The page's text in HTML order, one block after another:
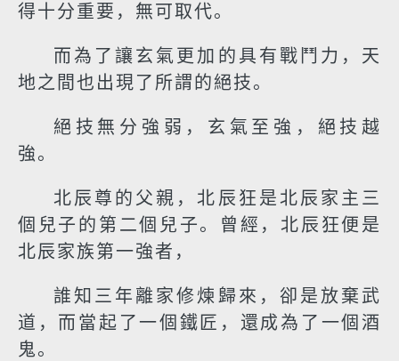
得十分重要，無可取代。
而為了讓玄氣更加的具有戰鬥力，天
地之間也出現了所謂的絕技。
絕技無分強弱，玄氣至強，絕技越
強。
北辰尊的父親，北辰狂是北辰家主三
個兒子的第二個兒子。曾經，北辰狂便是
北辰家族第一強者，
誰知三年離家修煉歸來，卻是放棄武
道，而當起了一個鐵匠，還成為了一個酒
鬼。